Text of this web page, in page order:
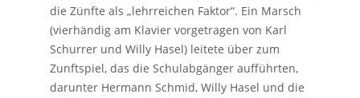
die Zünfte als „lehrreichen Faktor“. Ein Marsch
(vierhändig am Klavier vorgetragen von Karl
Schurrer und Willy Hasel) leitete über zum
Zunftspiel, das die Schulabgänger aufführten,
darunter Hermann Schmid, Willy Hasel und die